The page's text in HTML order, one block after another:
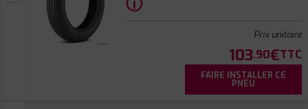
Prix unitaire
103.90€TTC
FAIRE INSTALLER CE
PNEU